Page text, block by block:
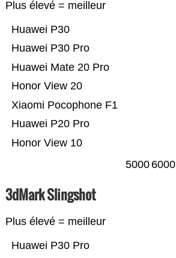
Plus élevé = meilleur
Honor View 10
Huawei P20 Pro
Xiaomi Pocophone F1
Honor View 20
Huawei Mate 20 Pro
Huawei P30 Pro
Huawei P30
5000 6000
3dMark Slingshot
Plus élevé = meilleur
Huawei P30 Pro